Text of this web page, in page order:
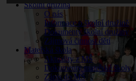
Školní družina
O nás
Informace o školní družině
Dokumenty školní družiny
Zájmová činnost dětí
Mateřská škola
Aktuality z MŠ
Dokumenty mateřské školy
Zápis do MŠ